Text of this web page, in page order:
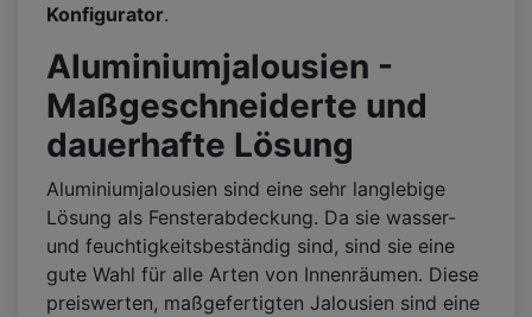
Konfigurator.
Aluminiumjalousien -
Maßgeschneiderte und
dauerhafte Lösung
Aluminiumjalousien sind eine sehr langlebige
Lösung als Fensterabdeckung. Da sie wasser-
und feuchtigkeitsbeständig sind, sind sie eine
gute Wahl für alle Arten von Innenräumen. Diese
preiswerten, maßgefertigten Jalousien sind eine